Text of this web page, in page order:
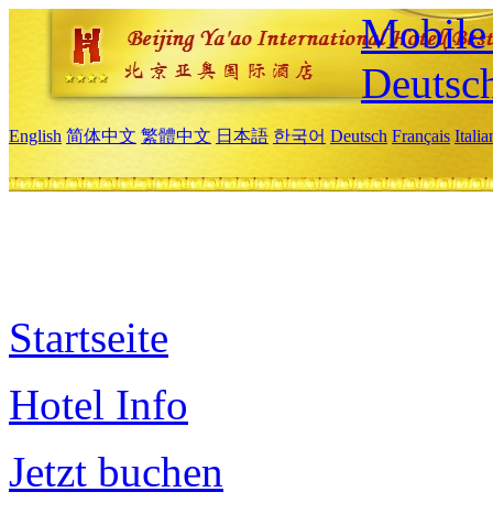
Mobile
English 简体中文 繁體中文 日本語 한국어 Deutsch Français
Startseite
Hotel Info
Jetzt buchen